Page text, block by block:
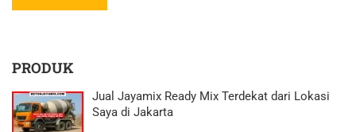
PRODUK
Jual Jayamix Ready Mix Terdekat dari Lokasi
Saya di Jakarta